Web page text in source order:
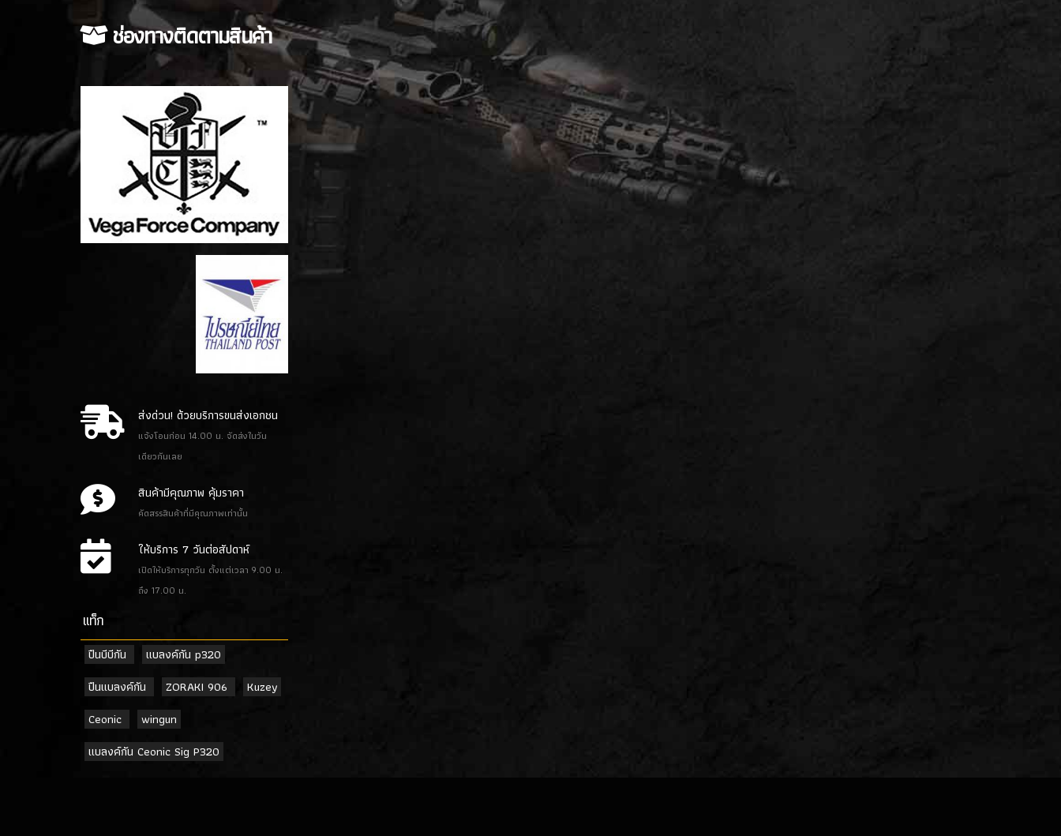
ช่องทางติดตามสินค้า
ส่งด่วน! ด้วยบริการขนส่งเอกชน
แจ้งโอนก่อน 14.00 น. จัดส่งในวัน
เดียวกันเลย
สินค้ามีคุณภาพ คุ้มราคา
คัดสรรสินค้าที่มีคุณภาพเท่านั้น
ให้บริการ 7 วันต่อสัปดาห์
เปิดให้บริการทุกวัน ตั้งแต่เวลา 9.00 น.
ถึง 17.00 น.
เเท็ก
ปืนบีบีกัน
แบลงค์กัน p320
ปืนแบลงค์กัน
ZORAKI 906
Kuzey
Ceonic
wingun
แบลงค์กัน Ceonic Sig P320